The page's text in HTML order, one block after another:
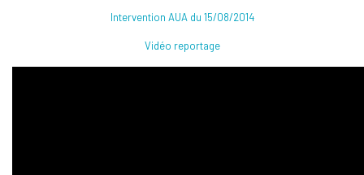
Intervention AUA du 15/08/2014
Vidéo reportage